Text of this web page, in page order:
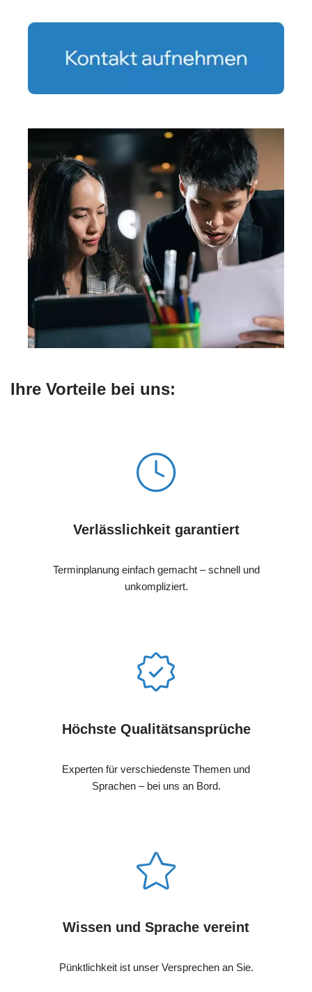
Ihre Vorteile bei uns:
Verlässlichkeit garantiert
Terminplanung einfach gemacht – schnell und
unkompliziert.
Höchste Qualitätsansprüche
Experten für verschiedenste Themen und
Sprachen – bei uns an Bord.
Wissen und Sprache vereint
Pünktlichkeit ist unser Versprechen an Sie.